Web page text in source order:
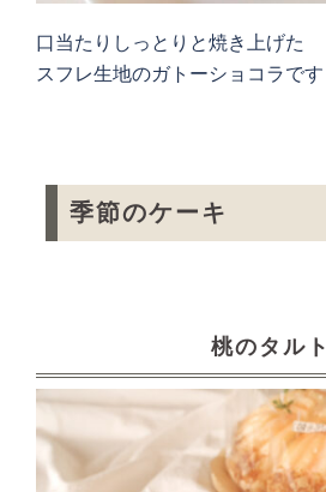
口当たりしっとりと焼き上げた
スフレ生地のガトーショコラです
季節のケーキ
桃のタルト